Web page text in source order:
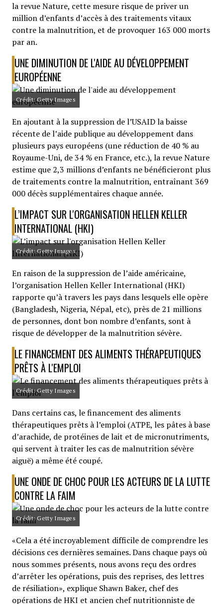
la revue Nature, cette mesure risque de priver un
million d’enfants d’accès à des traitements vitaux
contre la malnutrition, et de provoquer 163 000 morts
par an.
UNE DIMINUTION DE L'AIDE AU DÉVELOPPEMENT
EUROPÉENNE
Crédit: Getty Images
En ajoutant à la suppression de l’USAID la baisse
récente de l’aide publique au développement dans
plusieurs pays européens (une réduction de 40 % au
Royaume-Uni, de 34 % en France, etc.), la revue Nature
estime que 2,3 millions d’enfants ne bénéficieront plus
de traitements contre la malnutrition, entraînant 369
000 décès supplémentaires chaque année.
L’IMPACT SUR L'ORGANISATION HELLEN KELLER
INTERNATIONAL (HKI)
Crédit: Getty Images
En raison de la suppression de l’aide américaine,
l’organisation Hellen Keller International (HKI)
rapporte qu’à travers les pays dans lesquels elle opère
(Bangladesh, Nigeria, Népal, etc), près de 21 millions
de personnes, dont bon nombre d’enfants, sont à
risque de développer de la malnutrition sévère.
LE FINANCEMENT DES ALIMENTS THÉRAPEUTIQUES
PRÊTS À L'EMPLOI
Crédit: Getty Images
Dans certains cas, le financement des aliments
thérapeutiques prêts à l’emploi (ATPE, les pâtes à base
d’arachide, de protéines de lait et de micronutriments,
qui servent à traiter les cas de malnutrition sévère
aiguë) a même été coupé.
UNE ONDE DE CHOC POUR LES ACTEURS DE LA LUTTE
CONTRE LA FAIM
Crédit: Getty Images
«Cela a été incroyablement difficile de comprendre les
décisions ces dernières semaines. Dans chaque pays où
nous sommes présents, nous avons reçu des ordres
d’arrêter les opérations, puis des reprises, des lettres
de résiliation», explique Shawn Baker, chef des
opérations de HKI et ancien chef nutritionniste de